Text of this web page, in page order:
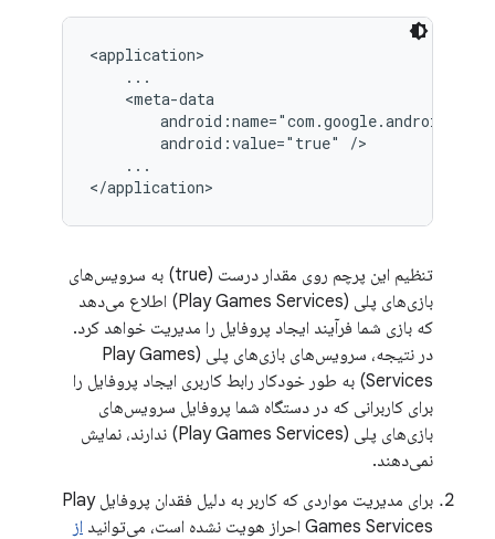
android:value="true"
...
</application>
تنظیم این پرچم روی مقدار درست (true) به سرویس‌های
بازی‌های پلی (Play Games Services) اطلاع می‌دهد
که بازی شما فرآیند ایجاد پروفایل را مدیریت خواهد کرد.
در نتیجه، سرویس‌های بازی‌های پلی (Play Games
Services) به طور خودکار رابط کاربری ایجاد پروفایل را
برای کاربرانی که در دستگاه شما پروفایل سرویس‌های
بازی‌های پلی (Play Games Services) ندارند، نمایش
نمی‌دهند.
برای مدیریت مواردی که کاربر به دلیل فقدان پروفایل Play
Games Services احراز هویت نشده است، می‌توانید
از